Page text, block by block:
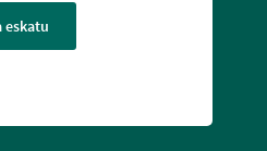
eskatu